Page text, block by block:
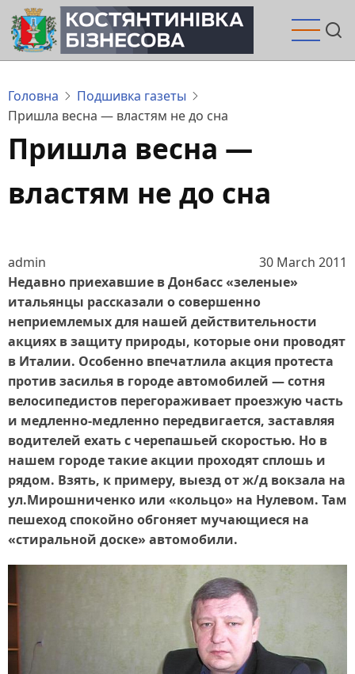
Перейти
до
основного
Головна
Подшивка газеты
Пришла весна — властям не до сна
Пришла весна —
властям не до сна
admin
30 March 2011
Недавно приехавшие в Донбасс «зеленые»
итальянцы рассказали о совершенно
неприемлемых для нашей действительности
акциях в защиту природы, которые они проводят
в Италии. Особенно впечатлила акция протеста
против засилья в городе автомобилей — сотня
велосипедистов перегораживает проезжую часть
и медленно-медленно передвигается, заставляя
водителей ехать с черепашьей скоростью. Но в
нашем городе такие акции проходят сплошь и
рядом. Взять, к примеру, выезд от ж/д вокзала на
ул.Мирошниченко или «кольцо» на Нулевом. Там
пешеход спокойно обгоняет мучающиеся на
«стиральной доске» автомобили.